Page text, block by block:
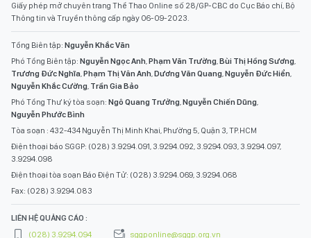
Giấy phép mở chuyên trang Thể Thao Online số 28/GP-CBC do Cục Báo chí, Bộ
Thông tin và Truyền thông cấp ngày 06-09-2023.
Tổng Biên tập: Nguyễn Khắc Văn
Phó Tổng Biên tập: Nguyễn Ngọc Anh,Phạm Văn Trường,Bùi Thị Hồng Sương,
Trương Đức Nghĩa,Phạm Thị Vân Anh,Dương Văn Quang,Nguyễn Đức Hiển,
Nguyễn Khắc Cường, Trần Gia Bảo
Phó Tổng Thư ký tòa soạn: Ngô Quang Trưởng,Nguyễn Chiến Dũng,
Nguyễn Phước Bình
Tòa soạn : 432-434 Nguyễn Thị Minh Khai, Phường 5, Quận 3, TP.HCM
Điện thoại báo SGGP: (028) 3.9294.091, 3.9294.092, 3.9294.093, 3.9294.097,
3.9294.098
Điện thoại tòa soạn Báo Điện Tử: (028) 3.9294.069, 3.9294.068
Fax: (028) 3.9294.083
LIÊN HỆ QUẢNG CÁO :
(028) 3.9294.094
sggponline@sggp.org.vn